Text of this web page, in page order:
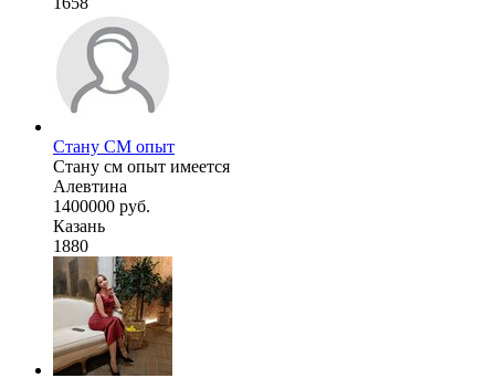
Стану СМ опыт
Стану см опыт имеется
Алевтина
1400000 руб.
Казань
1880